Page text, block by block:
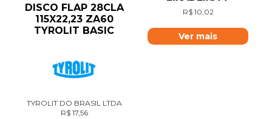
DISCO FLAP 28CLA
115X22,23 ZA60
TYROLIT BASIC
TYROLIT DO BRASIL LTDA
R$17,56
R$10,02
Ver mais